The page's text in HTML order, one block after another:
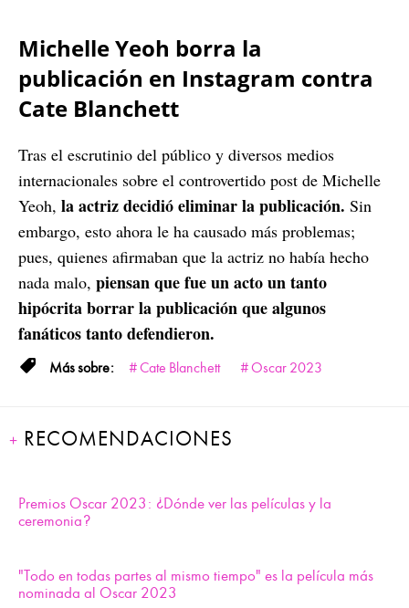
Michelle Yeoh borra la
publicación en Instagram contra
Cate Blanchett
Tras el escrutinio del público y diversos medios
internacionales sobre el controvertido post de Michelle
Yeoh, la actriz decidió eliminar la publicación. Sin
embargo, esto ahora le ha causado más problemas;
pues, quienes afirmaban que la actriz no había hecho
nada malo, piensan que fue un acto un tanto
hipócrita borrar la publicación que algunos
fanáticos tanto defendieron.
Cate Blanchett Oscar 2023
RECOMENDACIONES
Premios Oscar 2023: ¿Dónde ver las películas y la
ceremonia?
"Todo en todas partes al mismo tiempo" es la película más
nominada al Oscar 2023